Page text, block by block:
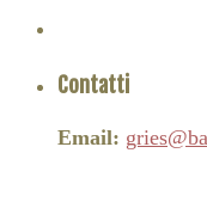
Contatti
Email: